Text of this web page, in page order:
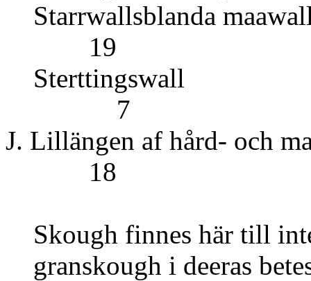
19
7
J. Lillängen af
18
Skough finnes här till
granskough i deeras